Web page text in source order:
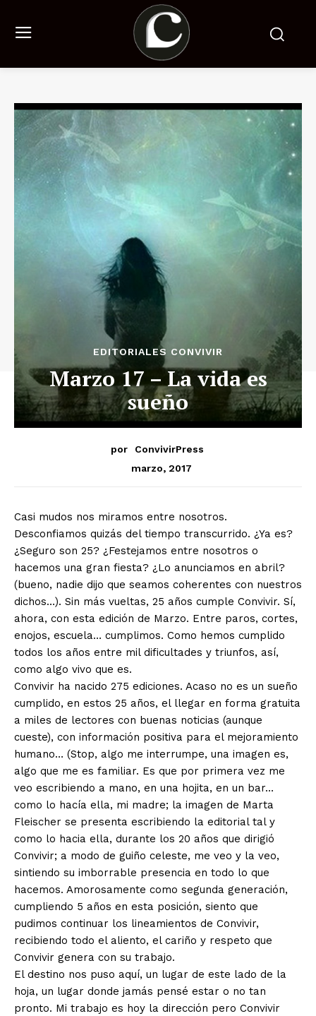
EDITORIALES CONVIVIR
Marzo 17 – La vida es
sueño
por
ConvivirPress
marzo, 2017
Casi mudos nos miramos entre nosotros.
Desconfiamos quizás del tiempo transcurrido. ¿Ya es?
¿Seguro son 25? ¿Festejamos entre nosotros o
hacemos una gran fiesta? ¿Lo anunciamos en abril?
(bueno, nadie dijo que seamos coherentes con nuestros
dichos…). Sin más vueltas, 25 años cumple Convivir. Sí,
ahora, con esta edición de Marzo. Entre paros, cortes,
enojos, escuela… cumplimos. Como hemos cumplido
todos los años entre mil dificultades y triunfos, así,
como algo vivo que es.
Convivir ha nacido 275 ediciones. Acaso no es un sueño
cumplido, en estos 25 años, el llegar en forma gratuita
a miles de lectores con buenas noticias (aunque
cueste), con información positiva para el mejoramiento
humano… (Stop, algo me interrumpe, una imagen es,
algo que me es familiar. Es que por primera vez me
veo escribiendo a mano, en una hojita, en un bar…
como lo hacía ella, mi madre; la imagen de Marta
Fleischer se presenta escribiendo la editorial tal y
como lo hacia ella, durante los 20 años que dirigió
Convivir; a modo de guiño celeste, me veo y la veo,
sintiendo su imborrable presencia en todo lo que
hacemos. Amorosamente como segunda generación,
cumpliendo 5 años en esta posición, siento que
pudimos continuar los lineamientos de Convivir,
recibiendo todo el aliento, el cariño y respeto que
Convivir genera con su trabajo.
El destino nos puso aquí, un lugar de este lado de la
hoja, un lugar donde jamás pensé estar o no tan
pronto. Mi trabajo es hoy la dirección pero Convivir